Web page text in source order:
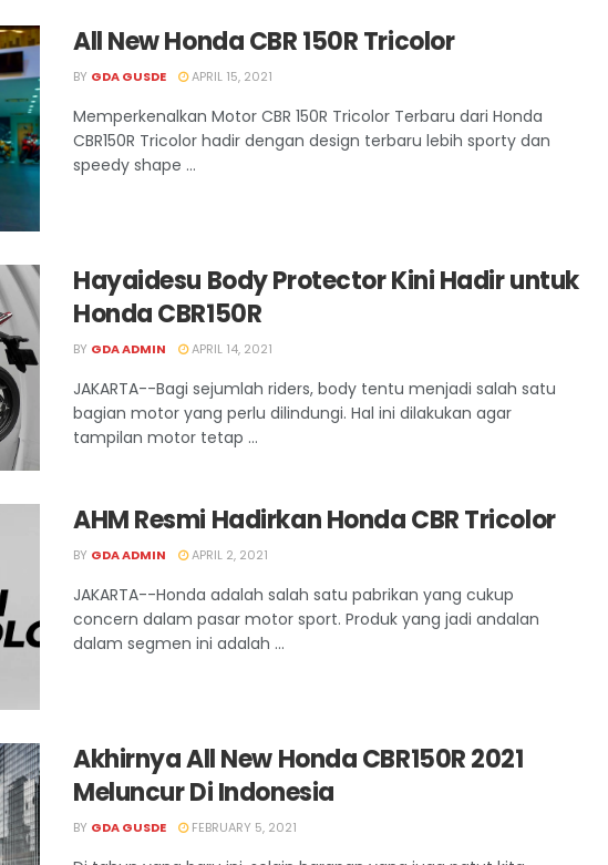
All New Honda CBR 150R Tricolor
BY GDA GUSDE APRIL 15, 2021
Memperkenalkan Motor CBR 150R Tricolor Terbaru dari Honda
CBR150R Tricolor hadir dengan design terbaru lebih sporty dan
speedy shape ...
Hayaidesu Body Protector Kini Hadir untuk
Honda CBR150R
BY GDA ADMIN APRIL 14, 2021
JAKARTA--Bagi sejumlah riders, body tentu menjadi salah satu
bagian motor yang perlu dilindungi. Hal ini dilakukan agar
tampilan motor tetap ...
AHM Resmi Hadirkan Honda CBR Tricolor
BY GDA ADMIN APRIL 2, 2021
JAKARTA--Honda adalah salah satu pabrikan yang cukup
concern dalam pasar motor sport. Produk yang jadi andalan
dalam segmen ini adalah ...
Akhirnya All New Honda CBR150R 2021
Meluncur Di Indonesia
BY GDA GUSDE FEBRUARY 5, 2021